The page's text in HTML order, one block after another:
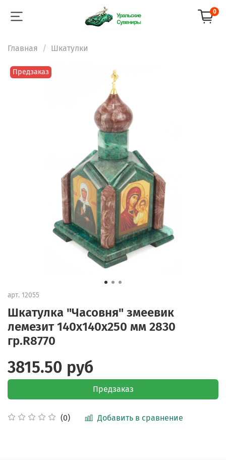
0
Главная Шкатулки
Предзаказ
арт. 12055
Шкатулка "Часовня" змеевик
лемезит 140х140х250 мм 2830
гр.R8770
(0) Добавить в сравнение
3815.50 руб
Предзаказ